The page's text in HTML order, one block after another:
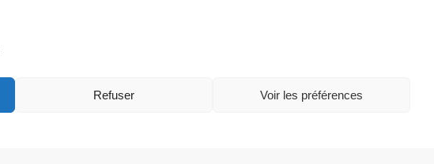
Refuser Voir les préférences